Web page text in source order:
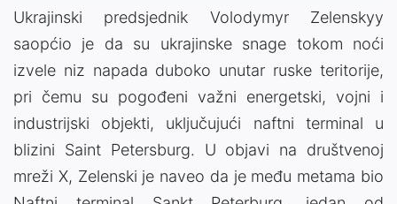
Ukrajinski predsjednik Volodymyr Zelenskyy
saopćio je da su ukrajinske snage tokom noći
izvele niz napada duboko unutar ruske teritorije,
pri čemu su pogođeni važni energetski, vojni i
industrijski objekti, uključujući naftni terminal u
blizini Saint Petersburg. U objavi na društvenoj
mreži X, Zelenski je naveo da je među metama bio